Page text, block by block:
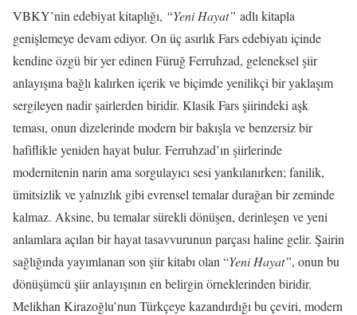
VBKY’nin edebiyat kitaplığı, “Yeni Hayat” adlı kitapla
genişlemeye devam ediyor. On üç asırlık Fars edebiyatı içinde
kendine özgü bir yer edinen Füruğ Ferruhzad, geleneksel şiir
anlayışına bağlı kalırken içerik ve biçimde yenilikçi bir yaklaşım
sergileyen nadir şairlerden biridir. Klasik Fars şiirindeki aşk
teması, onun dizelerinde modern bir bakışla ve benzersiz bir
hafiflikle yeniden hayat bulur. Ferruhzad’ın şiirlerinde
modernitenin narin ama sorgulayıcı sesi yankılanırken; fanilik,
ümitsizlik ve yalnızlık gibi evrensel temalar durağan bir zeminde
kalmaz. Aksine, bu temalar sürekli dönüşen, derinleşen ve yeni
anlamlara açılan bir hayat tasavvurunun parçası haline gelir. Şairin
sağlığında yayımlanan son şiir kitabı olan “Yeni Hayat”, onun bu
dönüşümcü şiir anlayışının en belirgin örneklerinden biridir.
Melikhan Kirazoğlu’nun Türkçeye kazandırdığı bu çeviri, modern